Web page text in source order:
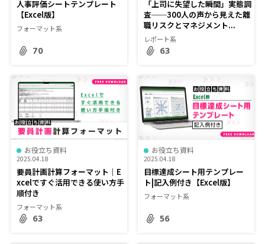
人事評価シートテンプレート
【Excel版】
フォーマット系
70
「上司に失望した瞬間」実態調
査──300人の声から見えた離
職リスクとマネジメント...
レポート系
63
お役立ち資料
2025.04.18
要員計画計算フォーマット｜E
xcelですぐ活用できる使い方手
順付き
フォーマット系
63
お役立ち資料
2025.04.18
目標達成シート用テンプレー
ト|記入例付き【Excel版】
フォーマット系
56